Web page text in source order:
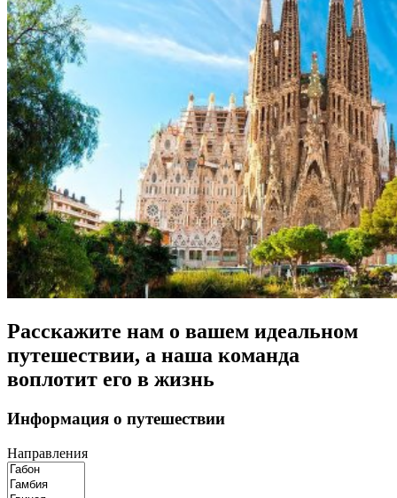
Расскажите нам о вашем идеальном
путешествии, а наша команда
воплотит его в жизнь
Информация о путешествии
Направления